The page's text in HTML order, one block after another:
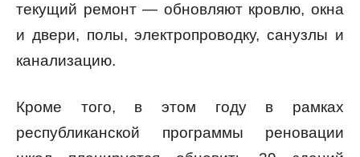
текущий ремонт — обновляют кровлю, окна
и двери, полы, электропроводку, санузлы и
канализацию.
Кроме того, в этом году в рамках
республиканской программы реновации